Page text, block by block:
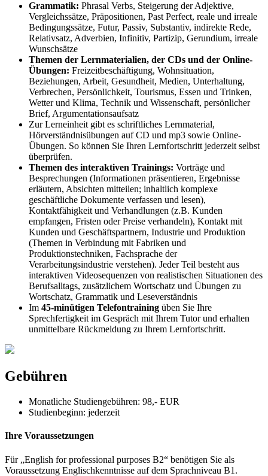
Grammatik: Phrasal Verbs, Steigerung der Adjektive,
Vergleichssätze, Präpositionen, Past Perfect, reale und irreale
Bedingungssätze, Futur, Passiv, Substantiv, indirekte Rede,
Relativsatz, Adverbien, Infinitiv, Partizip, Gerundium, irreale
Wunschsätze
Themen der Lernmaterialien, der CDs und der Online-
Übungen: Freizeitbeschäftigung, Wohnsituation,
Beziehungen, Arbeit, Gesundheit, Medien, Unterhaltung,
Verbrechen, Persönlichkeit, Tourismus, Essen und Trinken,
Wetter und Klima, Technik und Wissenschaft, persönlicher
Brief, Argumentationsaufsatz
Zur Lerneinheit gibt es schriftliches Lernmaterial,
Hörverständnisübungen auf CD und mp3 sowie Online-
Übungen. So können Sie Ihren Lernfortschritt jederzeit selbst
überprüfen.
Themen des interaktiven Trainings: Vorträge und
Besprechungen (Informationen präsentieren, Ergebnisse
erläutern, Absichten mitteilen; inhaltlich komplexe
geschäftliche Dokumente verfassen und lesen),
Kontaktfähigkeit und Verhandlungen (z.B. Kunden
empfangen, Fristen oder Preise verhandeln), Kontakt mit
Kunden und Geschäftspartnern, Industrie und Produktion
(Themen in Verbindung mit Fabriken und
Produktionstechniken, Fachsprache der
Verarbeitungsindustrie verstehen). Jeder Teil besteht aus
interaktiven Videosequenzen von realistischen Situationen des
Berufsalltags, zusätzlichem Wortschatz und Übungen zu
Wortschatz, Grammatik und Leseverständnis
Im 45-minütigen Telefontraining üben Sie Ihre
Sprechfertigkeit im Gespräch mit Ihrem Tutor und erhalten
unmittelbare Rückmeldung zu Ihrem Lernfortschritt.
Gebühren
Monatliche Studiengebühren: 98,- EUR
Studienbeginn: jederzeit
Ihre Voraussetzungen
Für „English for professional purposes B2“ benötigen Sie als
Voraussetzung Englischkenntnisse auf dem Sprachniveau B1.